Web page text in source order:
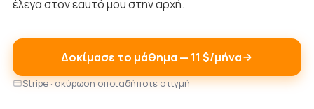
έλεγα στον εαυτό μου στην αρχή.
Δοκίμασε το μάθημα — 11 $/μήνα
Stripe · ακύρωση οποιαδήποτε στιγμή